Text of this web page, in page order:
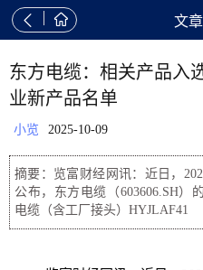
  文
东方电缆：相关产品入
业新产品名单
小览 2025-10-09
摘要：览富财经网讯：近日，
公布，东方电缆（603606.SH）
电缆（含工厂接头）HYJLAF41